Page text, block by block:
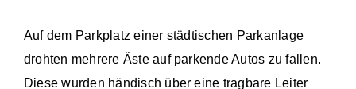
Auf dem Parkplatz einer städtischen Parkanlage
drohten mehrere Äste auf parkende Autos zu fallen.
Diese wurden händisch über eine tragbare Leiter